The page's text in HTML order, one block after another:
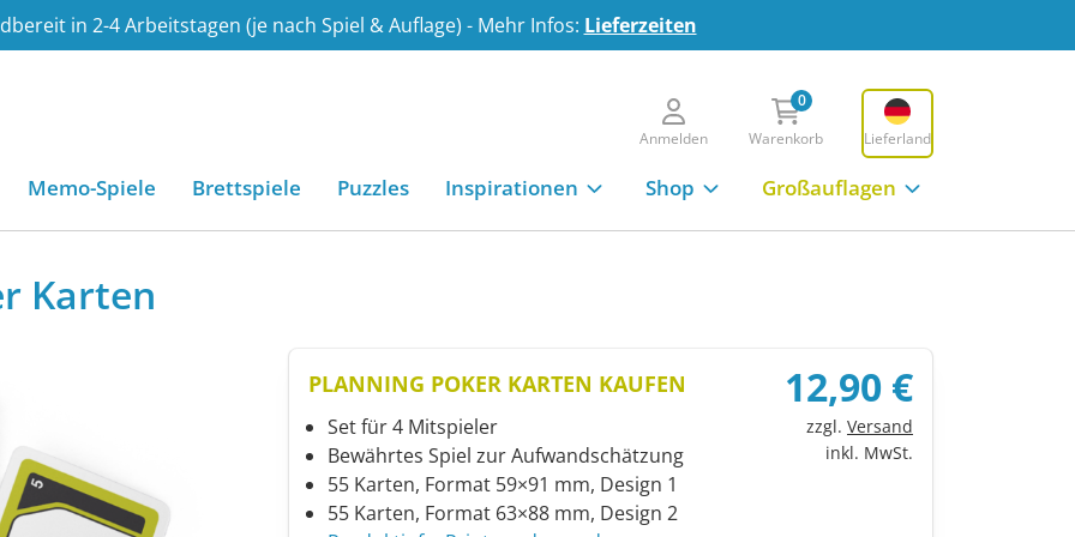
in 2-4 Arbeitstagen (je nach Spiel & Auflage) - Mehr Infos: Lieferzeiten
Anmelden
0
Warenkorb
Lieferland
Memo-Spiele Brettspiele Puzzles Inspirationen Shop Großauflagen
In den Warenkorb
Karten
PLANNING POKER KARTEN KAUFEN
Set für 4 Mitspieler
Bewährtes Spiel zur Aufwandschätzung
55 Karten, Format 59×91 mm, Design 1
55 Karten, Format 63×88 mm, Design 2
12,90 €
zzgl. Versand
inkl. MwSt.